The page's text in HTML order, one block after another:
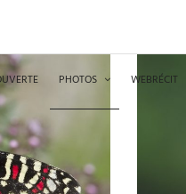
PHOTOS WEBRÉCIT